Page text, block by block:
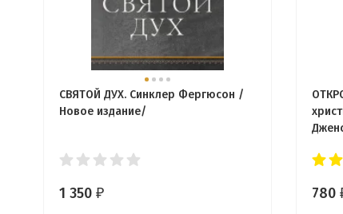
СВЯТОЙ ДУХ. Синклер Фергюсон /
Новое издание/
1 350 ₽ 780